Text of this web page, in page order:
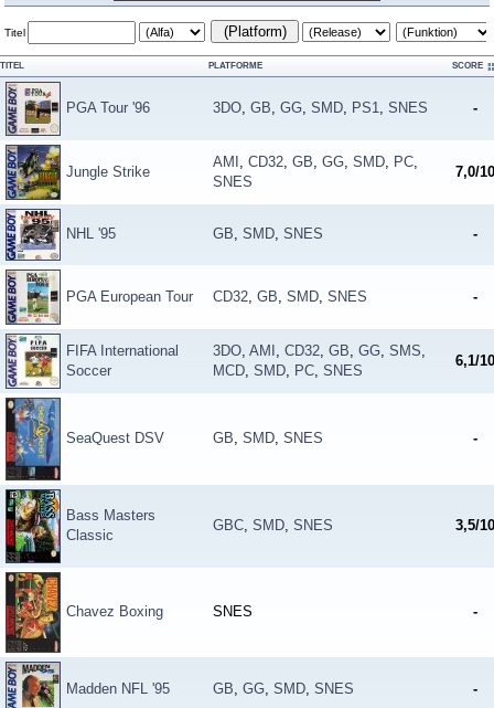
Titel (Platform)
TITEL PLATFORME SCORE
PGA Tour '96 3DO, GB, GG, SMD, PS1, SNES -
Jungle Strike
AMI , CD32, GB, GG, SMD, PC,
SNES
7,0/10
NHL '95 GB, SMD, SNES -
PGA European Tour CD32, GB, SMD, SNES -
FIFA International
Soccer
3DO, AMI , CD32, GB, GG, SMS,
MCD, SMD, PC, SNES
6,1/10
SeaQuest DSV GB, SMD, SNES -
Bass Masters
Classic
GBC, SMD, SNES 3,5/10
Chavez Boxing SNES -
Madden NFL '95 GB, GG, SMD, SNES -